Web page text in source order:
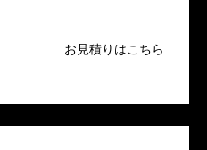
お見積りはこちら